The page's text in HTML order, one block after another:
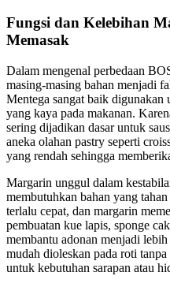
Fungsi dan Kelebihan
Memasak
Dalam mengenal perbedaan
masing-masing bahan menjadi
Mentega sangat baik digunakan
yang kaya pada makanan.
sering dijadikan dasar untuk
aneka olahan pastry seperti
yang rendah sehingga
Margarin unggul dalam
membutuhkan bahan yang
terlalu cepat, dan margarin
pembuatan kue lapis, sponge
membantu adonan menjadi
mudah dioleskan pada roti
untuk kebutuhan sarapan atau